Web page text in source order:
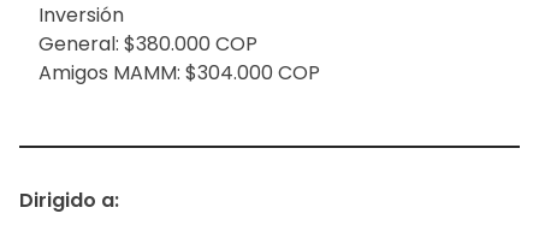
Inversión
General: $380.000 COP
Amigos MAMM: $304.000 COP
Dirigido a: